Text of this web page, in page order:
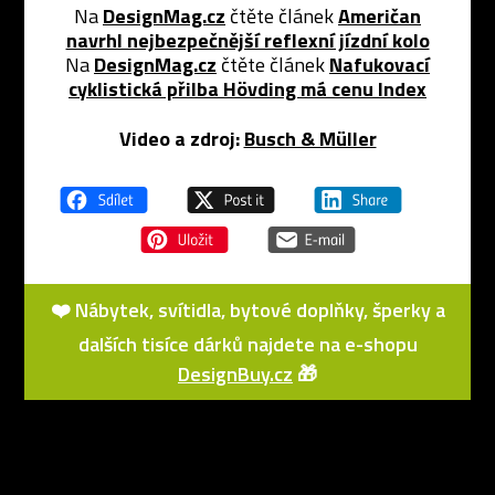
NaDesignMag.cz čtěte článekAmeričan
navrhl nejbezpečnější reflexní jízdní kolo
NaDesignMag.cz čtěte článekNafukovací
cyklistická přilba Hövding má cenu Index
Video a zdroj: Busch & Müller
❤️ Nábytek, svítidla, bytové doplňky, šperky a
dalších tisíce dárků najdete na e-shopu
DesignBuy.cz 🎁